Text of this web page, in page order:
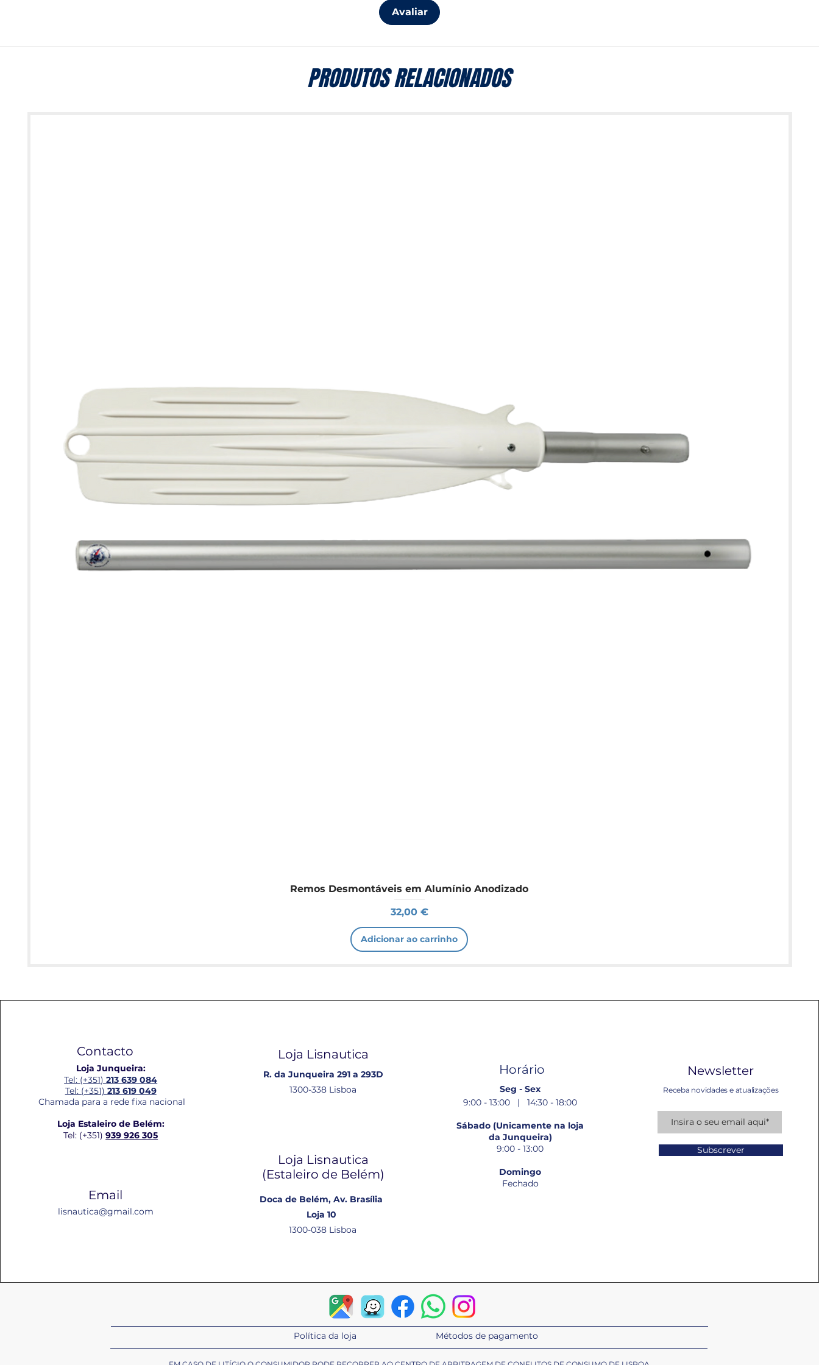
Avaliar
PRODUTOS RELACIONADOS
Remos Desmontáveis em Alumínio Anodizado
Preço
32,00 €
Adicionar ao carrinho
Contacto
Loja Junqueira:
Tel: (+351)213 639 084
Tel: (+351) 213 619 049
Chamada para a rede fixa nacional
Loja Estaleiro de Belém:
Tel: (+351)939 926 305
Email
lisnautica@gmail.com
Loja Lisnautica
R. da Junqueira 291 a 293D
1300-338 Lisboa
Loja Lisnautica
(Estaleiro de Belém​)
Doca de Belém, Av. Brasília
Loja 10
1300-038 Lisboa
Horário
Seg - Sex
9:00 - 13:00 | 14:30 - 18:00
Sábado (Unicamente na loja
da Junqueira)
9:00 - 13:00
Domingo
Fechado
Newsletter
Receba novidades e atualizações
Subscrever
Política da loja Métodos de pagamento